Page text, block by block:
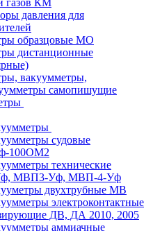
газов КМ
давления для
образцовые МО
дистанционные
вакуумметры,
самопишущие
судовые
100ОМ2
технические
МВП3-Уф, МВП-4-Уф
двухтрубные МВ
электроконтактные
ДВ, ДА 2010, 2005
аммиачные